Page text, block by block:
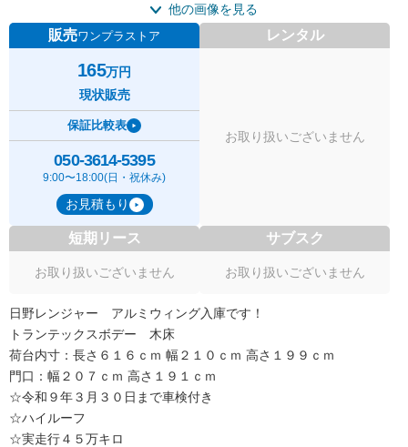
他の画像を見る
販売ワンプラストア
165万円
現状販売
保証比較表
050-3614-5395
9:00〜18:00(日・祝休み)
お見積もり
レンタル
お取り扱いございません
短期リース
お取り扱いございません
サブスク
お取り扱いございません
日野レンジャー アルミウィング入庫です！
トランテックスボデー 木床
荷台内寸：長さ６１６ｃｍ 幅２１０ｃｍ 高さ１９９ｃｍ
門口：幅２０７ｃｍ 高さ１９１ｃｍ
☆令和９年３月３０日まで車検付き
☆ハイルーフ
☆実走行４５万キロ